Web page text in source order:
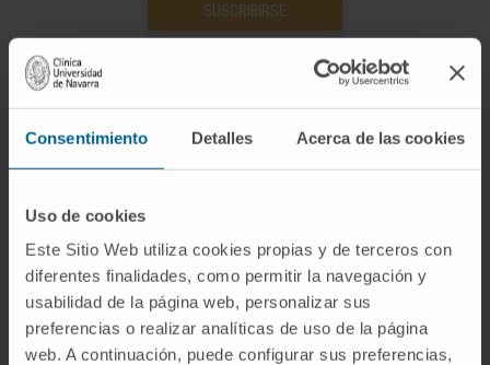
Consentimiento Detalles Acerca de las cookies
Uso de cookies
Este Sitio Web utiliza cookies propias y de terceros con
diferentes finalidades, como permitir la navegación y
usabilidad de la página web, personalizar sus
preferencias o realizar analíticas de uso de la página
web. A continuación, puede configurar sus preferencias,
SUSCRIBIRSE
ENFERMEDADES Y TRATAMIENTOS
Enfermedades
Pruebas diagnósticas
Tratamientos
Cuidados en casa
Chequeos y salud